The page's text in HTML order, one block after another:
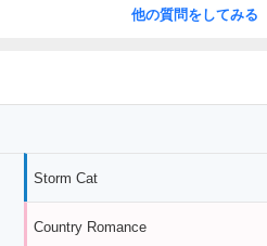
他の質問をしてみる
Storm Cat
Country Romance